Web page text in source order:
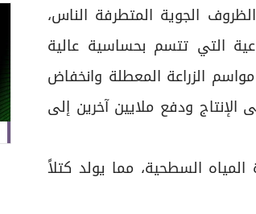
الجوية المتطرفة الناس،
التي تتسم بحساسية عالية
مواسم الزراعة المعطلة وانخفاض
ودفع ملايين آخرين إلى
حيث ترتفع درجة حرارة المياه السطحية، مما يولد كتلاً